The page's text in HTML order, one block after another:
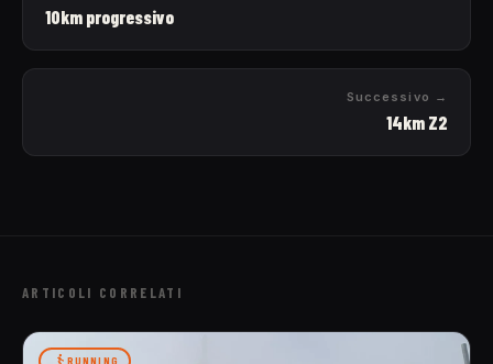
10km progressivo
Successivo →
14km Z2
ARTICOLI CORRELATI
RUNNING